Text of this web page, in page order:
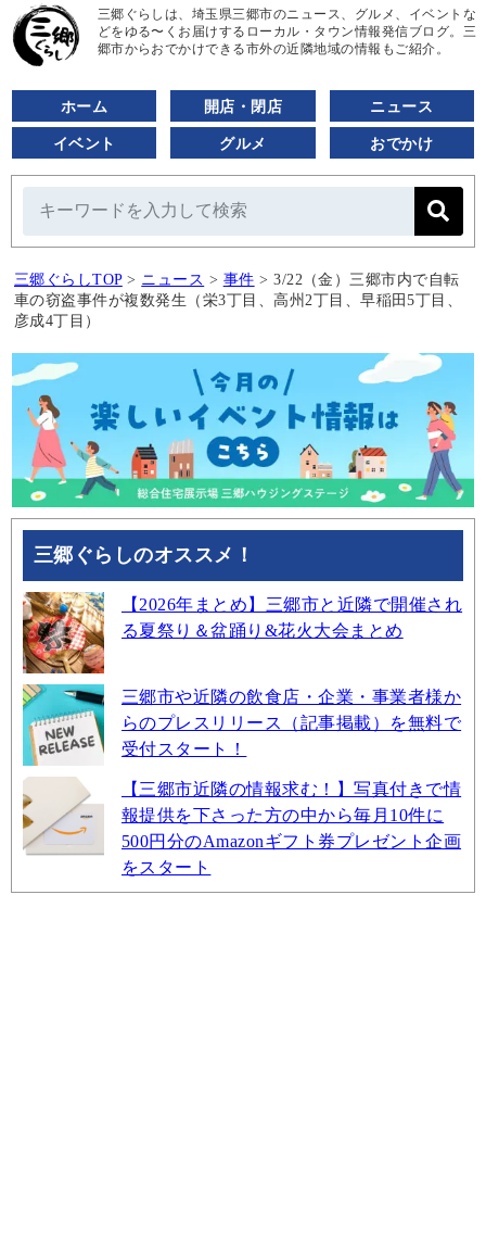
三郷ぐらしは、埼玉県三郷市のニュース、グルメ、イベントな
どをゆる〜くお届けするローカル・タウン情報発信ブログ。三
郷市からおでかけできる市外の近隣地域の情報もご紹介。
ホーム 開店・閉店 ニュース
イベント グルメ おでかけ
三郷ぐらしTOP > ニュース > 事件 > 3/22（金）三郷市内で自転
車の窃盗事件が複数発生（栄3丁目、高州2丁目、早稲田5丁目、
彦成4丁目）
三郷ぐらしのオススメ！
【2026年まとめ】三郷市と近隣で開催され
る夏祭り＆盆踊り&花火大会まとめ
三郷市や近隣の飲食店・企業・事業者様か
らのプレスリリース（記事掲載）を無料で
受付スタート！
【三郷市近隣の情報求む！】写真付きで情
報提供を下さった方の中から毎月10件に
500円分のAmazonギフト券プレゼント企画
をスタート